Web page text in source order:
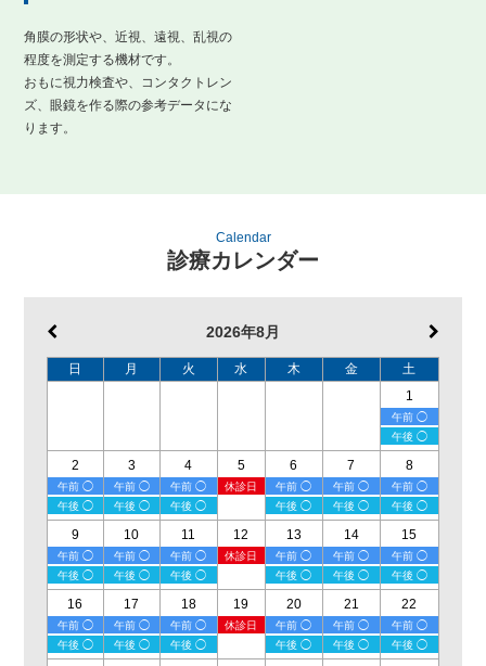
角膜の形状や、近視、遠視、乱視の
程度を測定する機材です。
おもに視力検査や、コンタクトレン
ズ、眼鏡を作る際の参考データにな
ります。
Calendar
診療カレンダー
2026年8月
日 月 火 水 木 金
土
1
午前 ◯
午後 ◯
2
午前 ◯
午後 ◯
3
午前 ◯
午後 ◯
4
午前 ◯
午後 ◯
5
休診日
6
午前 ◯
午後 ◯
7
午前 ◯
午後 ◯
8
午前 ◯
午後 ◯
9
午前 ◯
午後 ◯
10
午前 ◯
午後 ◯
11
午前 ◯
午後 ◯
12
休診日
13
午前 ◯
午後 ◯
14
午前 ◯
午後 ◯
15
午前 ◯
午後 ◯
16
午前 ◯
午後 ◯
17
午前 ◯
午後 ◯
18
午前 ◯
午後 ◯
19
休診日
20
午前 ◯
午後 ◯
21
午前 ◯
午後 ◯
22
午前 ◯
午後 ◯